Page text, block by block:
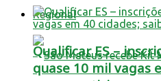
Regional
Qualificar ES –
quase 10 mil vagas